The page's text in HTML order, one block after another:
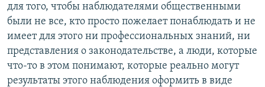
для того, чтобы наблюдателями общественными
были не все, кто просто пожелает понаблюдать и не
имеет для этого ни профессиональных знаний, ни
представления о законодательстве, а люди, которые
что-то в этом понимают, которые реально могут
результаты этого наблюдения оформить в виде